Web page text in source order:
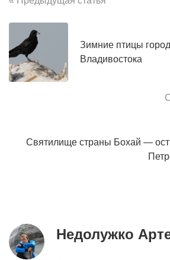
Зимние птицы
Владивостока
Святилище страны Бохай —
Недолужко